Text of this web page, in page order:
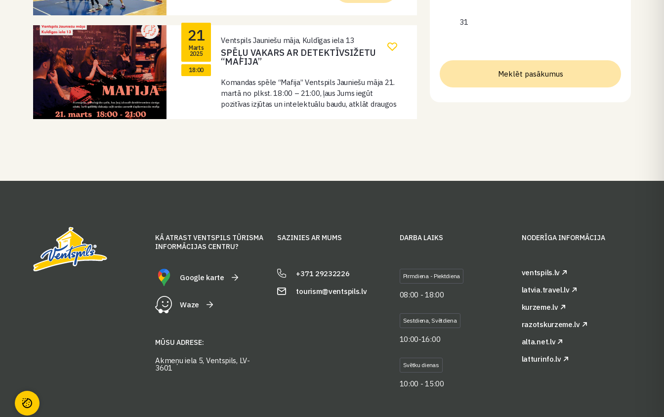
21
Marts
2025
18:00
Ventspils Jauniešu māja, Kuldīgas iela 13
SPĒĻU VAKARS AR DETEKTĪVSIŽETU
“MAFIJA”
Komandas spēle “Mafija” Ventspils Jauniešu māja 21.
martā no plkst. 18:00 – 21:00, ļaus Jums iegūt
pozitīvas izjūtas un intelektuālu baudu, atklāt draugos
31
Meklēt pasākumus
KĀ ATRAST VENTSPILS TŪRISMA
INFORMĀCIJAS CENTRU?
SAZINIES AR MUMS DARBA LAIKS NODERĪGA INFORMĀCIJA
Google karte
Waze
MŪSU ADRESE:
Akmeņu iela 5, Ventspils, LV-
3601
+371 29232226
tourism@ventspils.lv
Pirmdiena - Piektdiena
08:00 - 18:00
Sestdiena, Svētdiena
10:00-16:00
Svētku dienas
10:00 - 15:00
ventspils.lv
latvia.travel.lv
kurzeme.lv
razotskurzeme.lv
alta.net.lv
latturinfo.lv